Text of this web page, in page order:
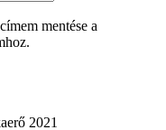
mentése a
2021